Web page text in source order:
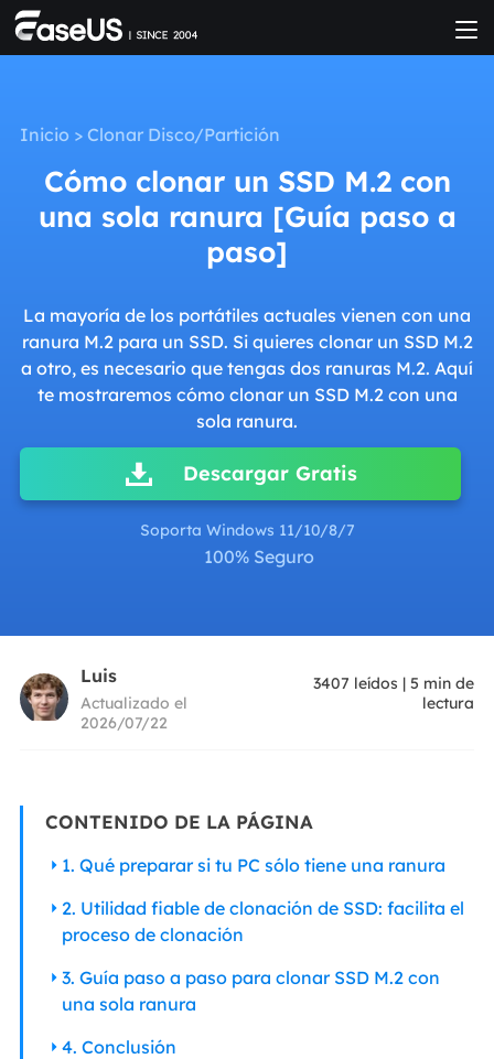
Inicio > Clonar Disco/Partición
Cómo clonar un SSD M.2 con
una sola ranura [Guía paso a
paso]
La mayoría de los portátiles actuales vienen con una
ranura M.2 para un SSD. Si quieres clonar un SSD M.2
a otro, es necesario que tengas dos ranuras M.2. Aquí
te mostraremos cómo clonar un SSD M.2 con una
sola ranura.
Descargar Gratis
Soporta Windows 11/10/8/7
100% Seguro
Luis
Actualizado el
2026/07/22
3407 leídos |5 min de
lectura
CONTENIDO DE LA PÁGINA
1. Qué preparar si tu PC sólo tiene una ranura
2. Utilidad fiable de clonación de SSD: facilita el
proceso de clonación
3. Guía paso a paso para clonar SSD M.2 con
una sola ranura
4. Conclusión